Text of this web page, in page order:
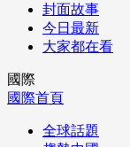
封面故事
今日最新
大家都在看
國際
國際首頁
全球話題